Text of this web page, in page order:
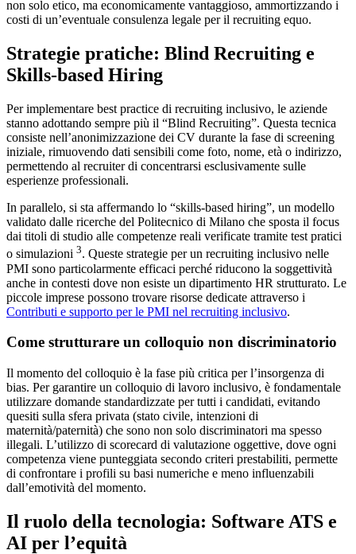
non solo etico, ma economicamente vantaggioso, ammortizzando i
costi di un’eventuale consulenza legale per il recruiting equo.
Strategie pratiche: Blind Recruiting e
Skills-based Hiring
Per implementare best practice di recruiting inclusivo, le aziende
stanno adottando sempre più il “Blind Recruiting”. Questa tecnica
consiste nell’anonimizzazione dei CV durante la fase di screening
iniziale, rimuovendo dati sensibili come foto, nome, età o indirizzo,
permettendo al recruiter di concentrarsi esclusivamente sulle
esperienze professionali.
In parallelo, si sta affermando lo “skills-based hiring”, un modello
validato dalle ricerche del Politecnico di Milano che sposta il focus
dai titoli di studio alle competenze reali verificate tramite test pratici
o simulazioni 3. Queste strategie per un recruiting inclusivo nelle
PMI sono particolarmente efficaci perché riducono la soggettività
anche in contesti dove non esiste un dipartimento HR strutturato. Le
piccole imprese possono trovare risorse dedicate attraverso i
Contributi e supporto per le PMI nel recruiting inclusivo.
Come strutturare un colloquio non discriminatorio
Il momento del colloquio è la fase più critica per l’insorgenza di
bias. Per garantire un colloquio di lavoro inclusivo, è fondamentale
utilizzare domande standardizzate per tutti i candidati, evitando
quesiti sulla sfera privata (stato civile, intenzioni di
maternità/paternità) che sono non solo discriminatori ma spesso
illegali. L’utilizzo di scorecard di valutazione oggettive, dove ogni
competenza viene punteggiata secondo criteri prestabiliti, permette
di confrontare i profili su basi numeriche e meno influenzabili
dall’emotività del momento.
Il ruolo della tecnologia: Software ATS e
AI per l’equità